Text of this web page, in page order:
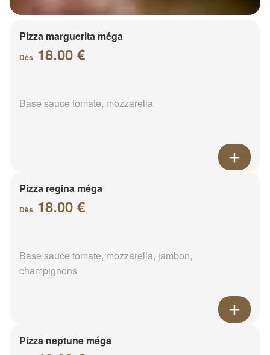
Pizza marguerita méga
Dès 18.00 €
Base sauce tomate, mozzarella
Pizza regina méga
Dès 18.00 €
Base sauce tomate, mozzarella, jambon,
champignons
Pizza neptune méga